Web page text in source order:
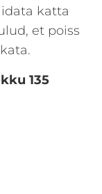
katta
et poiss
135